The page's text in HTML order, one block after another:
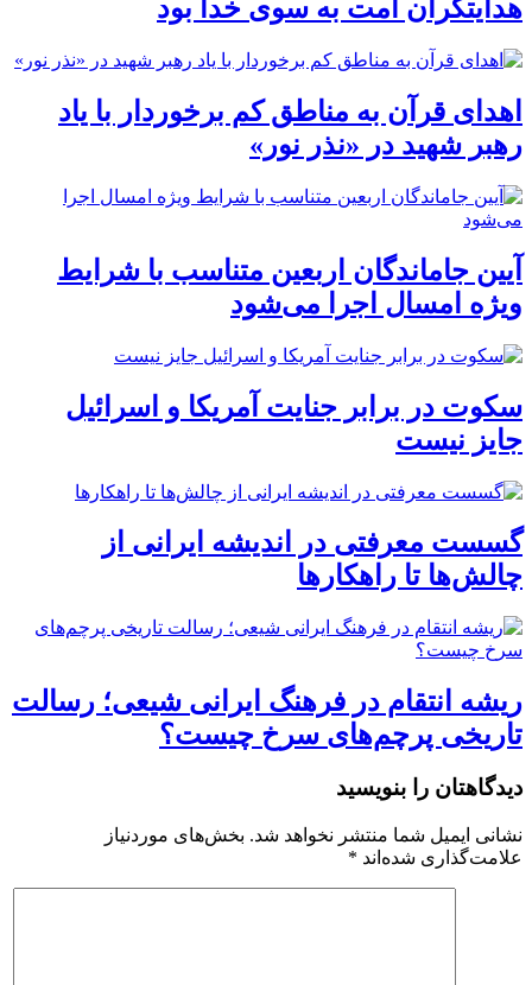
هدایتگران امت به سوی خدا بود
اهدای قرآن به مناطق کم برخوردار با یاد
رهبر شهید در «نذر نور»
آیین جاماندگان اربعین متناسب با شرایط
ویژه امسال اجرا می‌شود
سکوت در برابر جنایت آمریکا و اسرائیل
جایز نیست
گسست معرفتی در اندیشه ایرانی از
چالش‌ها تا راهکارها
ریشه انتقام در فرهنگ ایرانی شیعی؛ رسالت
تاریخی پرچم‌های سرخ چیست؟
دیدگاهتان را بنویسید
نشانی ایمیل شما منتشر نخواهد شد. بخش‌های موردنیاز
علامت‌گذاری شده‌اند *